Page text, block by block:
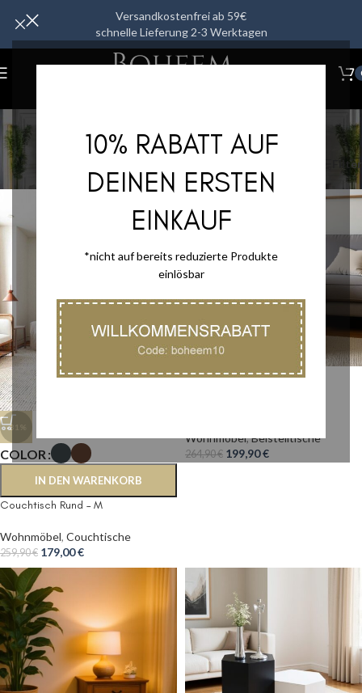
10% RABATT AUF
DEINEN ERSTEN
EINKAUF
*nicht auf bereits reduzierte Produkte
einlösbar
Versandkostenfrei ab 59€
schnelle Lieferung 2-3 Werktagen
Wohnmöbel
Kategorien
Start
Filter
-31%
COLOR
IN DEN WARENKORB
Couchtisch Rund – M
Wohnmöbel, Couchtische
259,90€ 179,00€
Wohnmöbel,Beistelltische
264,90€ 199,90€